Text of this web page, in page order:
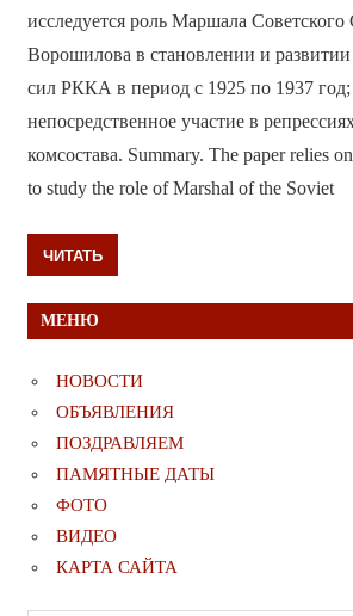
исследуется роль Маршала
Ворошилова в становлении и
сил РККА в период с 1925 по 1937 год;
непосредственное участие в
комсостава. Summary. The paper relies
to study the role of Marshal of the Soviet
ЧИТАТЬ
МЕНЮ
НОВОСТИ
ОБЪЯВЛЕНИЯ
ПОЗДРАВЛЯЕМ
ПАМЯТНЫЕ ДАТЫ
ФОТО
ВИДЕО
КАРТА САЙТА